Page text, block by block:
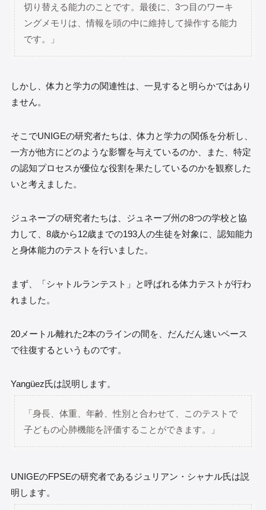
切り替える能力のことです。最後に、3つ目のワーキ
ングメモリは、情報を頭の中に維持して操作する能力
です。」
しかし、体力と学力の関連性は、一見すると明らかではあり
ません。
そこでUNIGEの研究者たちは、体力と学力の関係を分析し、
一方が他方にどのような影響を与えているのか、また、特定
の認知プロセスが優位な役割を果たしているのかを観察した
いと考えました。
ジュネーブの研究者たちは、ジュネーブ州の8つの学校と協
力して、8歳から12歳までの193人の生徒を対象に、認知能力
と身体能力のテストを行いました。
まず、「シャトルランテスト」と呼ばれる体力テストが行わ
れました。
20メートル離れた2本のラインの間を、だんだん速いペース
で往復するというものです。
Yangüez氏は説明します。
「身長、体重、年齢、性別と合わせて、このテストで
子どもの心肺機能を評価することができます。」
UNIGEのFPSEの研究者であるジュリアン・シャナル氏は説
明します。